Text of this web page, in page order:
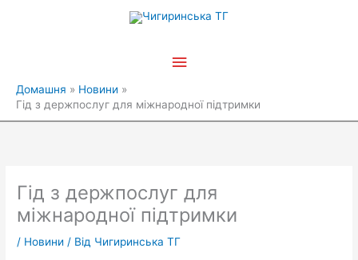
Головне
Домашня
Новини
Гід з держпослуг для міжнародної підтримки
Гід з держпослуг для
міжнародної підтримки
/ Новини / Від Чигиринська ТГ